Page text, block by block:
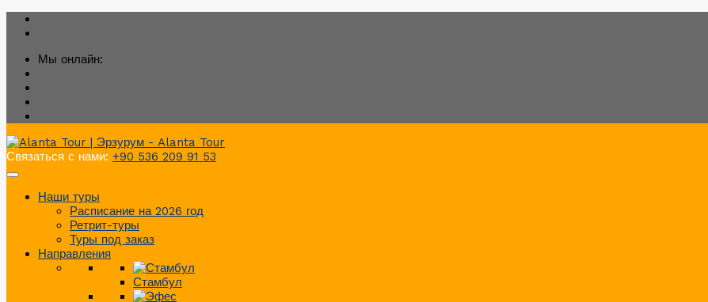
Мы онлайн:
Связаться с нами: +90 536 209 91 53
Наши туры
Расписание на 2026 год
Ретрит-туры
Туры под заказ
Направления
Стамбул